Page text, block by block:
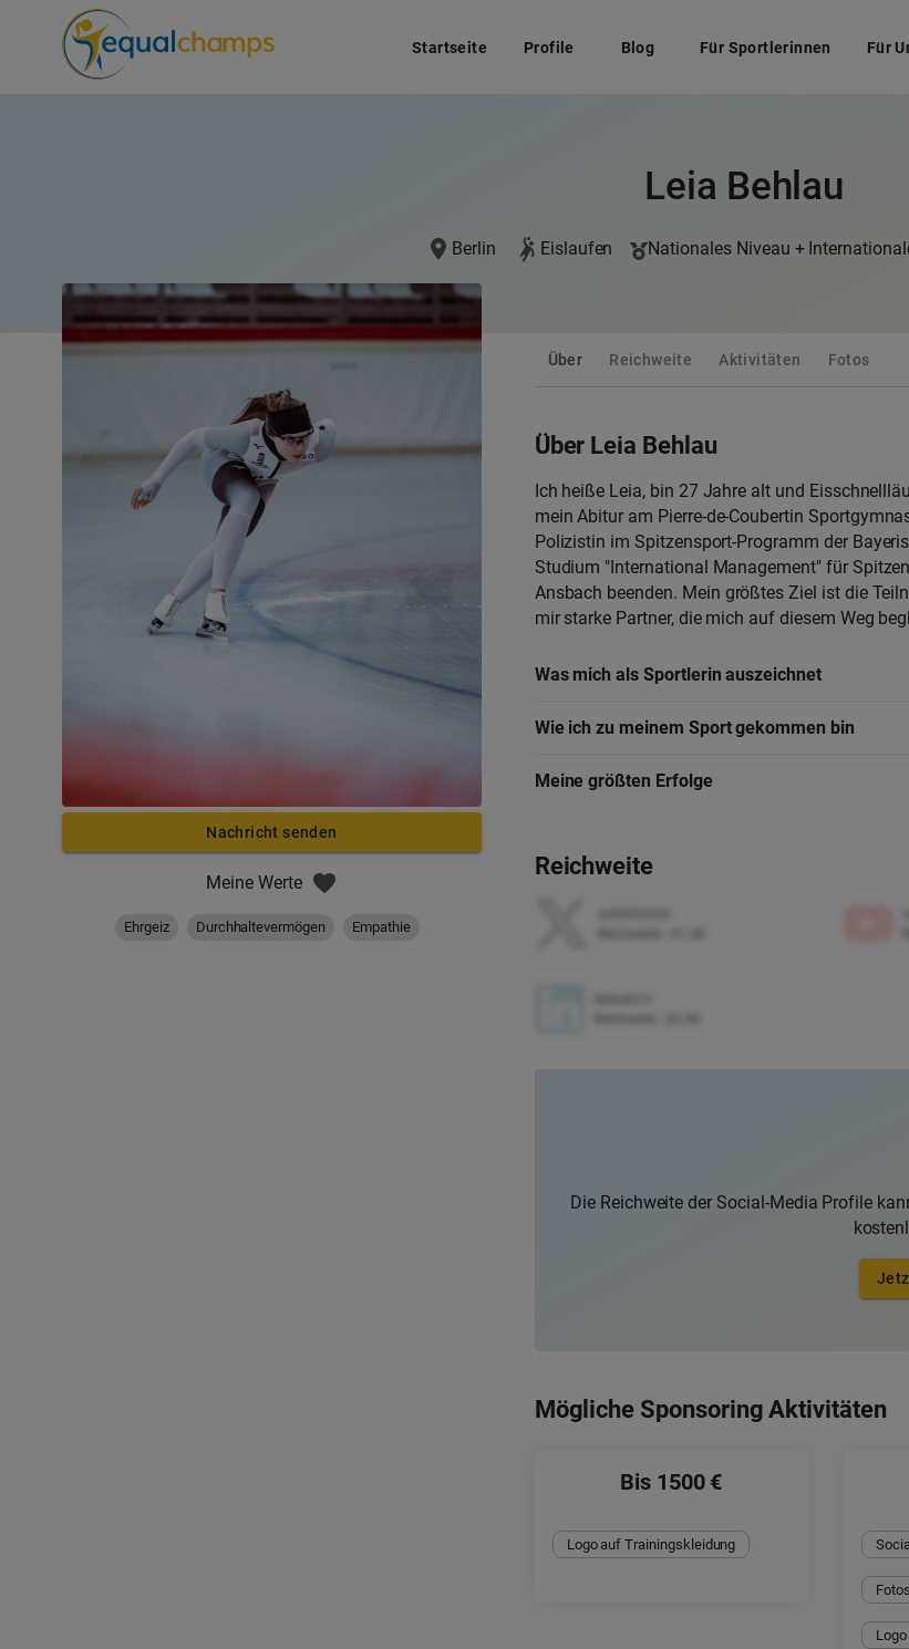
Startseite Profile Blog Für Sportlerinnen Für
Leia Behlau
Berlin Eislaufen Nationales Niveau +
Nachricht senden
Meine Werte
Ehrgeiz Durchhaltevermögen Empathie
Über Reichweite Aktivitäten Fotos
Über Leia Behlau
Ich heiße Leia, bin 27 Jahre alt und
mein Abitur am Pierre-de-Coubertin
Polizistin im Spitzensport-Programm der
Studium "International Management" für
Ansbach beenden. Mein größtes Ziel ist die
mir starke Partner, die mich auf diesem Weg
Was mich als Sportlerin auszeichnet
Wie ich zu meinem Sport gekommen bin
Meine größten Erfolge
Reichweite
Die Reichweite der Social-Media Profile
Mögliche Sponsoring Aktivitäten
Bis 1500 €
Logo auf Trainingskleidung